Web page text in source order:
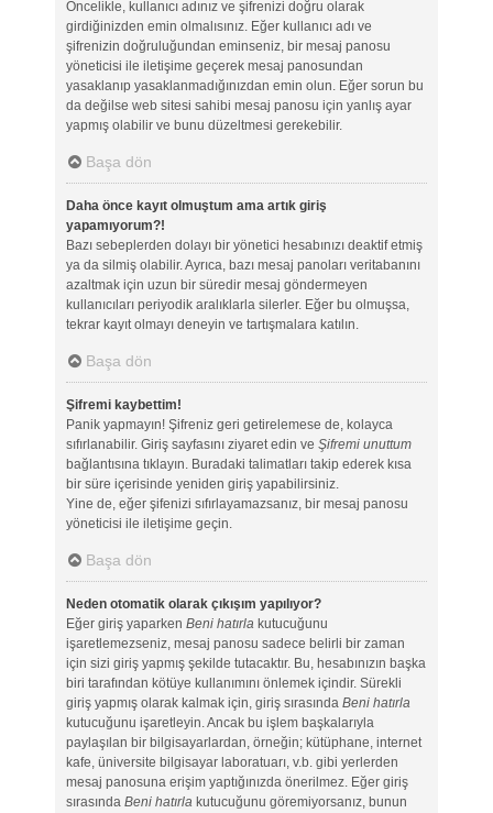
Öncelikle, kullanıcı adınız ve şifrenizi doğru olarak
girdiğinizden emin olmalısınız. Eğer kullanıcı adı ve
şifrenizin doğruluğundan eminseniz, bir mesaj panosu
yöneticisi ile iletişime geçerek mesaj panosundan
yasaklanıp yasaklanmadığınızdan emin olun. Eğer sorun bu
da değilse web sitesi sahibi mesaj panosu için yanlış ayar
yapmış olabilir ve bunu düzeltmesi gerekebilir.
Başa dön
Daha önce kayıt olmuştum ama artık giriş
yapamıyorum?!
Bazı sebeplerden dolayı bir yönetici hesabınızı deaktif etmiş
ya da silmiş olabilir. Ayrıca, bazı mesaj panoları veritabanını
azaltmak için uzun bir süredir mesaj göndermeyen
kullanıcıları periyodik aralıklarla silerler. Eğer bu olmuşsa,
tekrar kayıt olmayı deneyin ve tartışmalara katılın.
Başa dön
Şifremi kaybettim!
Panik yapmayın! Şifreniz geri getirelemese de, kolayca
sıfırlanabilir. Giriş sayfasını ziyaret edin ve Şifremi unuttum
bağlantısına tıklayın. Buradaki talimatları takip ederek kısa
bir süre içerisinde yeniden giriş yapabilirsiniz.
Yine de, eğer şifenizi sıfırlayamazsanız, bir mesaj panosu
yöneticisi ile iletişime geçin.
Başa dön
Neden otomatik olarak çıkışım yapılıyor?
Eğer giriş yaparken Beni hatırlakutucuğunu
işaretlemezseniz, mesaj panosu sadece belirli bir zaman
için sizi giriş yapmış şekilde tutacaktır. Bu, hesabınızın başka
biri tarafından kötüye kullanımını önlemek içindir. Sürekli
giriş yapmış olarak kalmak için, giriş sırasında Beni hatırla
kutucuğunu işaretleyin. Ancak bu işlem başkalarıyla
paylaşılan bir bilgisayarlardan, örneğin; kütüphane, internet
kafe, üniversite bilgisayar laboratuarı, v.b. gibi yerlerden
mesaj panosuna erişim yaptığınızda önerilmez. Eğer giriş
sırasında Beni hatırlakutucuğunu göremiyorsanız, bunun